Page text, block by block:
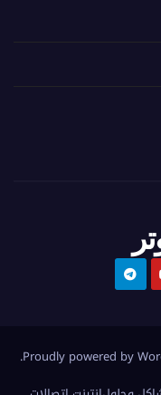
Proudly powered by
.